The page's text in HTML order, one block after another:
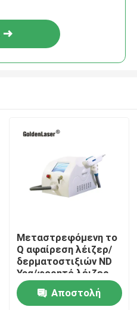
Μεταστρεφόμενη το
Q αφαίρεση λέιζερ/
δερματοστιξιών ND
Yag/φορητό λέιζερ
ND Yag διακοπτών
του Q
Αποστολή